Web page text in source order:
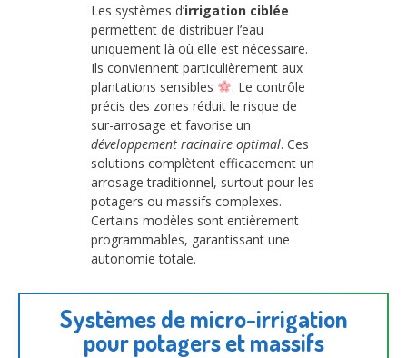
Les systèmes d’irrigation ciblée
permettent de distribuer l’eau
uniquement là où elle est nécessaire.
Ils conviennent particulièrement aux
plantations sensibles
. Le contrôle
précis des zones réduit le risque de
sur-arrosage et favorise un
développement racinaire optimal. Ces
solutions complètent efficacement un
arrosage traditionnel, surtout pour les
potagers ou massifs complexes.
Certains modèles sont entièrement
programmables, garantissant une
autonomie totale.
Systèmes de micro-irrigation
pour potagers et massifs